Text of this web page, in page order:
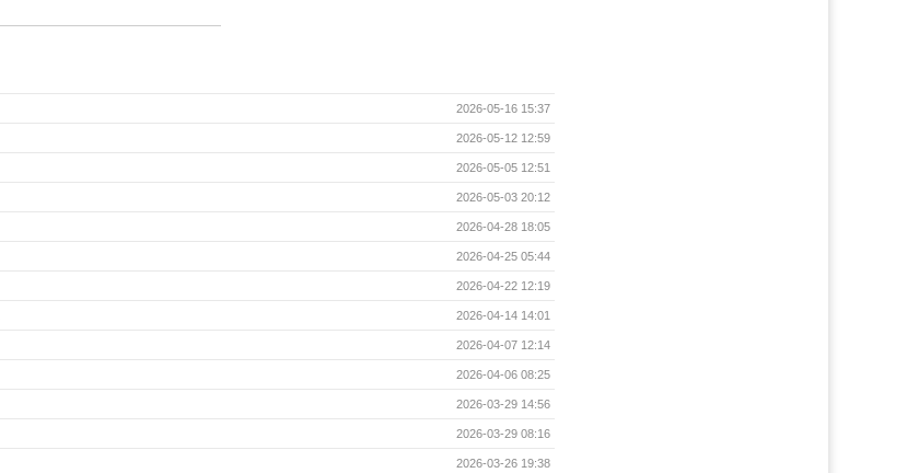
2026-05-16 15:37
2026-05-12 12:59
2026-05-05 12:51
2026-05-03 20:12
2026-04-28 18:05
2026-04-25 05:44
2026-04-22 12:19
2026-04-14 14:01
2026-04-07 12:14
2026-04-06 08:25
2026-03-29 14:56
2026-03-29 08:16
2026-03-26 19:38